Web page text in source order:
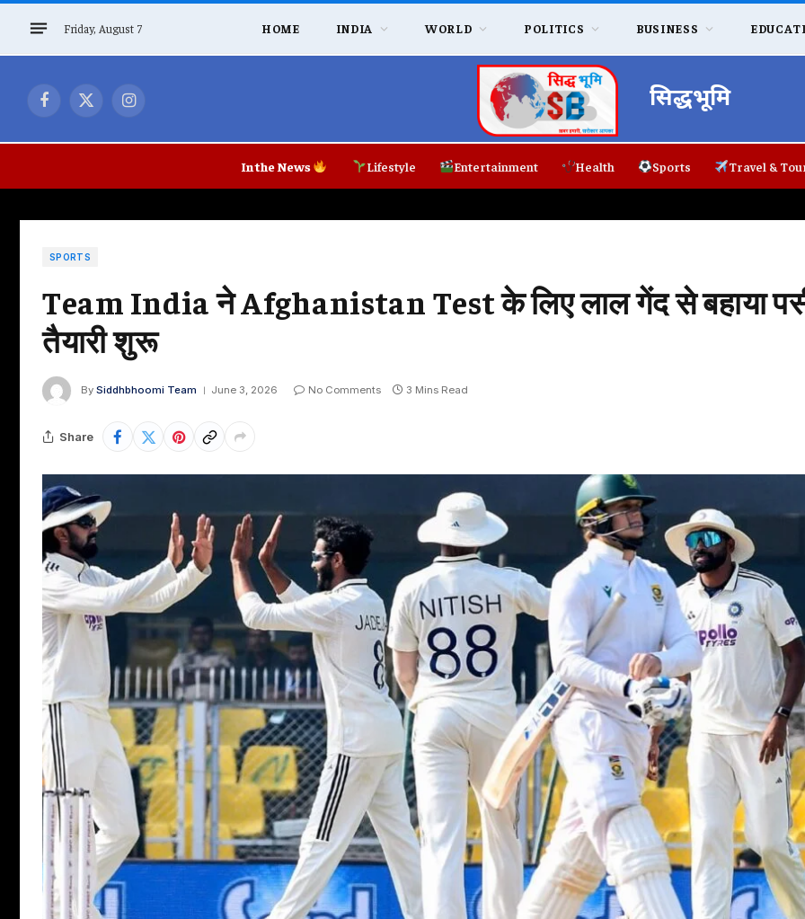
Friday, August 7 HOME INDIA WORLD POLITICS BUSINESS
Facebook
X
Instagram सिद्धभूमि
In the News Lifestyle Entertainment Health Sports Travel &
SPORTS
Team India ने Afghanistan Test के लिए लाल गेंद से बहाया
तैयारी शुरू
By Siddhbhoomi Team June 3, 2026 No Comments 3 Mins Read
Share